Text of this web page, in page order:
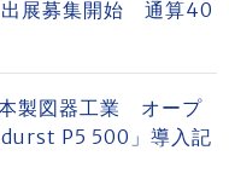
出展募集開始 通算40
製図器工業 オープ
P5 500」導入記